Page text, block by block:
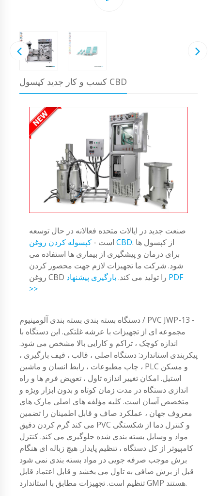
کسب و کار جدید کپسول CBD
صنعت جدید در ایالات متحده فعالانه در حال توسعه
است - کپسوله کردن روغن CBD. از کپسول ها
برای درمان و پیشگیری از بیماری ها استفاده می
شود. شرکت ما تجهیزات لازم جهت محصور کردن
روغن CBD را تولید می کند. بارگیری پیشنهاد PDF
>>
دستگاه بسته بندی بسته بندی آلومینیوم / PVC JWP-13 -
مجموعه ای از تجهیزات با عرشه غلتکی. این دستگاه با
اندازه کوچک ، تراکم و کارایی بالا مشخص می شود.
پیکربندی استاندارد: دستگاه اصلی ، قالب ، قیف بارگیری ،
چاپ مطبوعات ، رابط انسان و ماشین ، PLC و مسکن
استیل. امکان تغییر اندازه تاول ، تعویض فرم ها و راه
اندازی دستگاه در مدت زمان کوتاه و بدون ابزار ویژه و
متخصص آسان است. کلیه مؤلفه های اصلی مارک های
معروف جهان ، عملکرد صاف و قابل اطمینان را تضمین
می کند گرم کردن دقیق PVC و کنترل دما از شکستگی
مواد و وسایل بسته بندی شده جلوگیری می کند. کنترل
کامپیوتر از کل دستگاه ، تنظیم پایدار. هیچ زباله ای هنگام
برش موجب صرفه جویی در مواد بسته بندی نمی شود
قبل از برش صافی به تاول می بخشد و قابل اعتماد قابل
تنظیم است. تجهیزات مطابق با استاندارد GMP هستند.